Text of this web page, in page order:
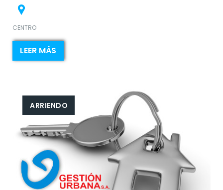
CENTRO
LEER MÁS
ARRIENDO